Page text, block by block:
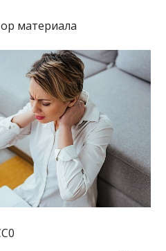
материала